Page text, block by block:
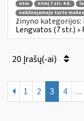
ntm ntmį 7 str. 4 d.
nekilnojamojo turto
žinyno kategorijos:
Lengvatos (7 str.)
20 Įrašų(-ai)
1 2 3 4 ...